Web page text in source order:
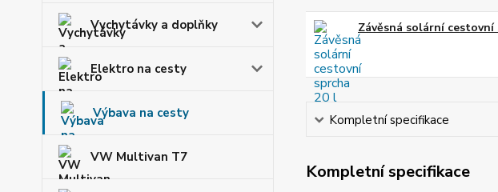
Vychytávky a doplňky
Elektro na cesty
Výbava na cesty
VW Multivan T7
Závěsná solární cestovní
Kompletní specifikace
Kompletní specifikace